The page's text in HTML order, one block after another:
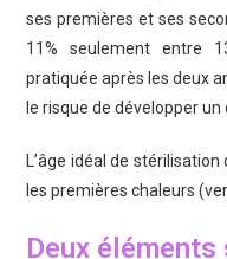
ses premières et ses
11% seulement entre
pratiquée après les deux
le risque de développer
L’âge idéal de
les premières chaleurs
Deux